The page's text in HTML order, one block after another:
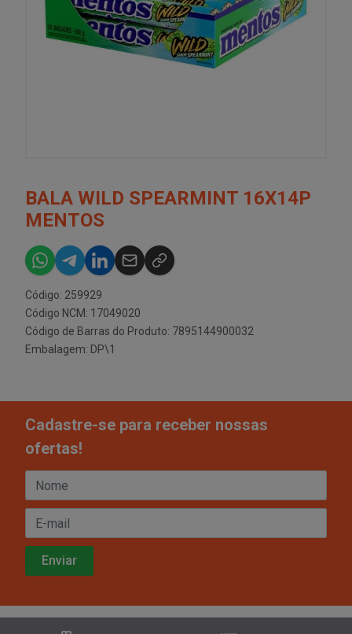
BALA WILD SPEARMINT 16X14P
MENTOS
Código: 259929
Código NCM: 17049020
Código de Barras do Produto: 7895144900032
Embalagem: DP\1
Cadastre-se para receber nossas
ofertas!